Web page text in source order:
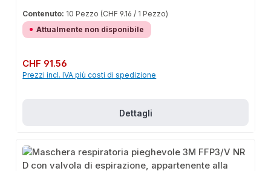
Contenuto: 10 Pezzo (CHF 9.16 / 1 Pezzo)
Attualmente non disponibile
Prezzo normale:
CHF 91.56
Prezzi incl. IVA più costi di spedizione
Dettagli